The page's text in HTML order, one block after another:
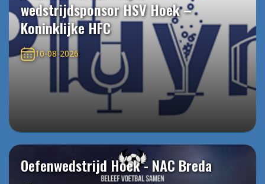
wedstrijdsponsor HSV Hoek –
Koninklijke HFC
10-08-2026
Oefenwedstrijd Hoek - NAC Breda